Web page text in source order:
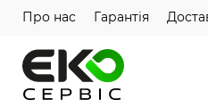
Про нас Гарантія